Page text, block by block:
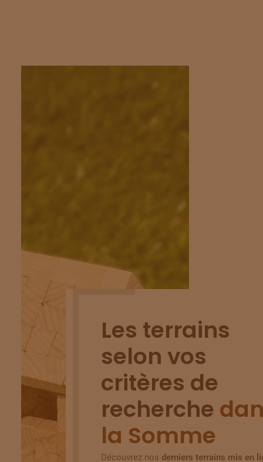
Les terrains
selon vos
critères de
recherche
la Somme
Découvrez nos derniers terrains mis en